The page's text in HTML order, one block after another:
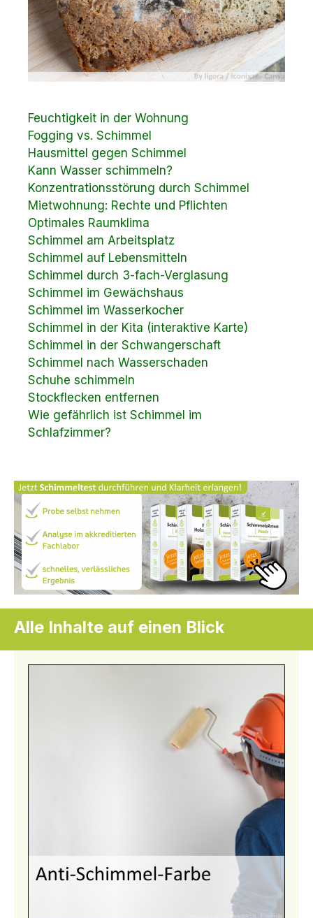
Feuchtigkeit in der Wohnung
Fogging vs. Schimmel
Hausmittel gegen Schimmel
Kann Wasser schimmeln?
Konzentrationsstörung durch Schimmel
Mietwohnung: Rechte und Pflichten
Optimales Raumklima
Schimmel am Arbeitsplatz
Schimmel auf Lebensmitteln
Schimmel durch 3-fach-Verglasung
Schimmel im Gewächshaus
Schimmel im Wasserkocher
Schimmel in der Kita (interaktive Karte)
Schimmel in der Schwangerschaft
Schimmel nach Wasserschaden
Schuhe schimmeln
Stockflecken entfernen
Wie gefährlich ist Schimmel im
Schlafzimmer?
Alle Inhalte auf einen Blick